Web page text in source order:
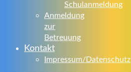
Schulanmeldung
Anmeldung
zur
Betreuung
Kontakt
Impressum/Datenschutz